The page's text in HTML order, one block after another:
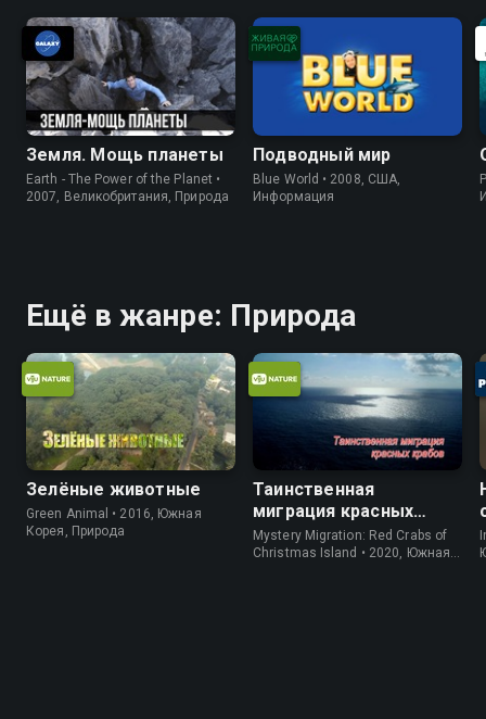
Земля. Мощь планеты
Earth - The Power of the Planet •
2007, Великобритания, Природа
Подводный мир
Blue World • 2008, США,
Информация
Ещё в жанре: Природа
Зелёные животные
Green Animal • 2016, Южная
Корея, Природа
Таинственная
миграция красных
крабов
Mystery Migration: Red Crabs of
Christmas Island • 2020, Южная